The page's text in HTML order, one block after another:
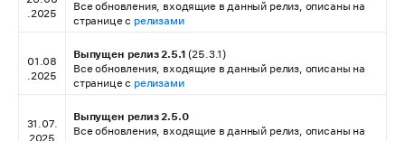
.2025
Все обновления, входящие в данный релиз, описаны на
странице с релизами
01.08
.2025
Выпущен релиз 2.5.1 (25.3.1)
Все обновления, входящие в данный релиз, описаны на
странице с релизами
31.07.
2025
Выпущен релиз 2.5.0
Все обновления, входящие в данный релиз, описаны на